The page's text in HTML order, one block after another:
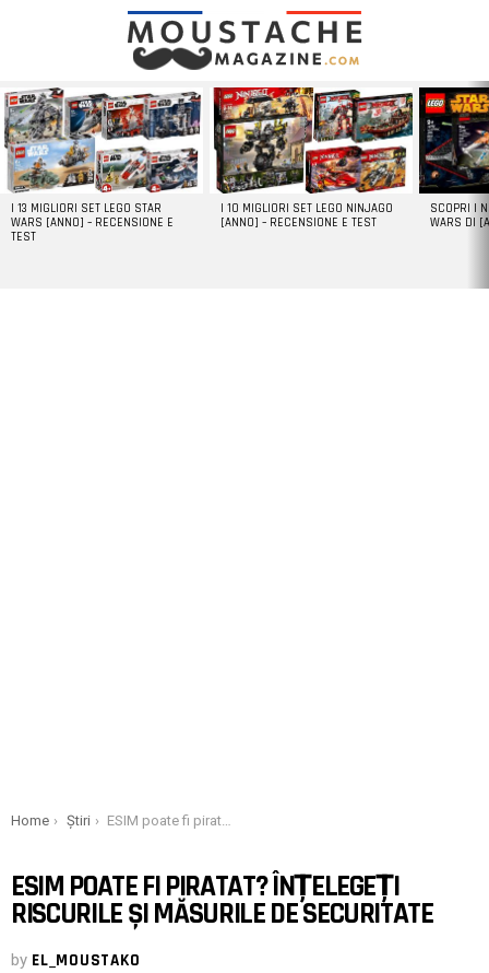
LATEST
STORIES
I 13 MIGLIORI SET LEGO STAR
WARS [ANNO] – RECENSIONE E
TEST
I 10 MIGLIORI SET LEGO NINJAGO
[ANNO] – RECENSIONE E TEST
SCOPRI I
WARS DI
You are here:
Home Știri ESIM poate fi piratat? Înțelegeți riscurile și măsurile de securitate
ESIM POATE FI PIRATAT? ÎNȚELEGEȚI
RISCURILE ȘI MĂSURILE DE SECURITATE
by EL_MOUSTAKO